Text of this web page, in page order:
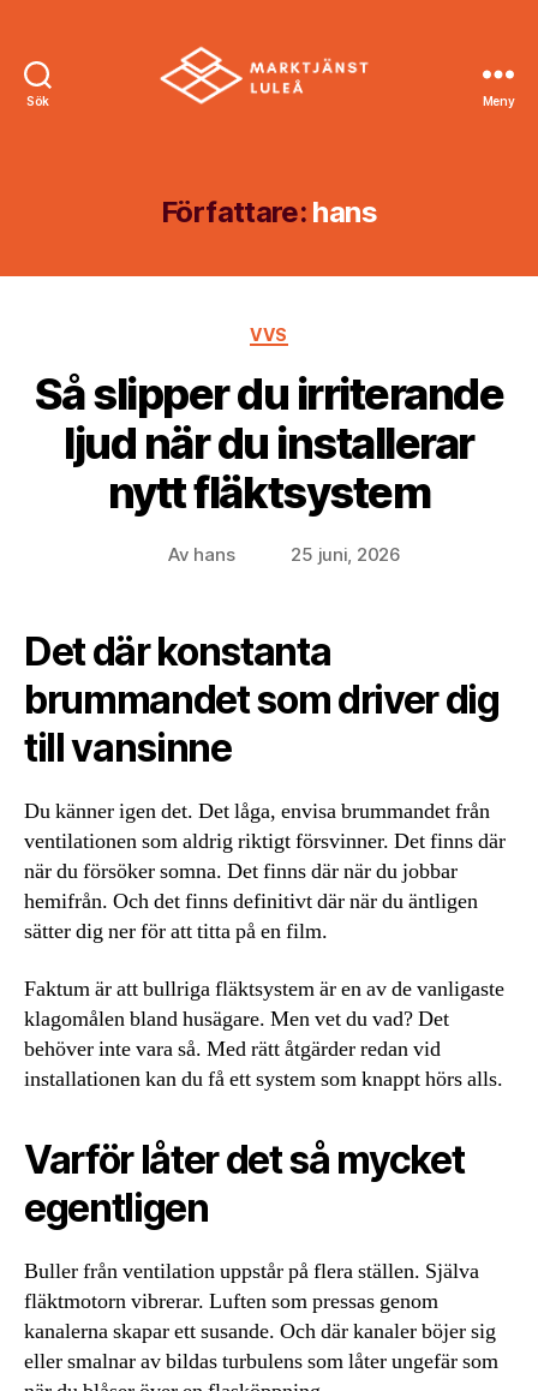
Sök Meny
Författare: hans
Kategorier
VVS
Så slipper du irriterande
ljud när du installerar
nytt fläktsystem
Inläggsförfattare
Av hans Inläggsdatum
25 juni, 2026
Det där konstanta
brummandet som driver dig
till vansinne
Du känner igen det. Det låga, envisa brummandet från
ventilationen som aldrig riktigt försvinner. Det finns där
när du försöker somna. Det finns där när du jobbar
hemifrån. Och det finns definitivt där när du äntligen
sätter dig ner för att titta på en film.
Faktum är att bullriga fläktsystem är en av de vanligaste
klagomålen bland husägare. Men vet du vad? Det
behöver inte vara så. Med rätt åtgärder redan vid
installationen kan du få ett system som knappt hörs alls.
Varför låter det så mycket
egentligen
Buller från ventilation uppstår på flera ställen. Själva
fläktmotorn vibrerar. Luften som pressas genom
kanalerna skapar ett susande. Och där kanaler böjer sig
eller smalnar av bildas turbulens som låter ungefär som